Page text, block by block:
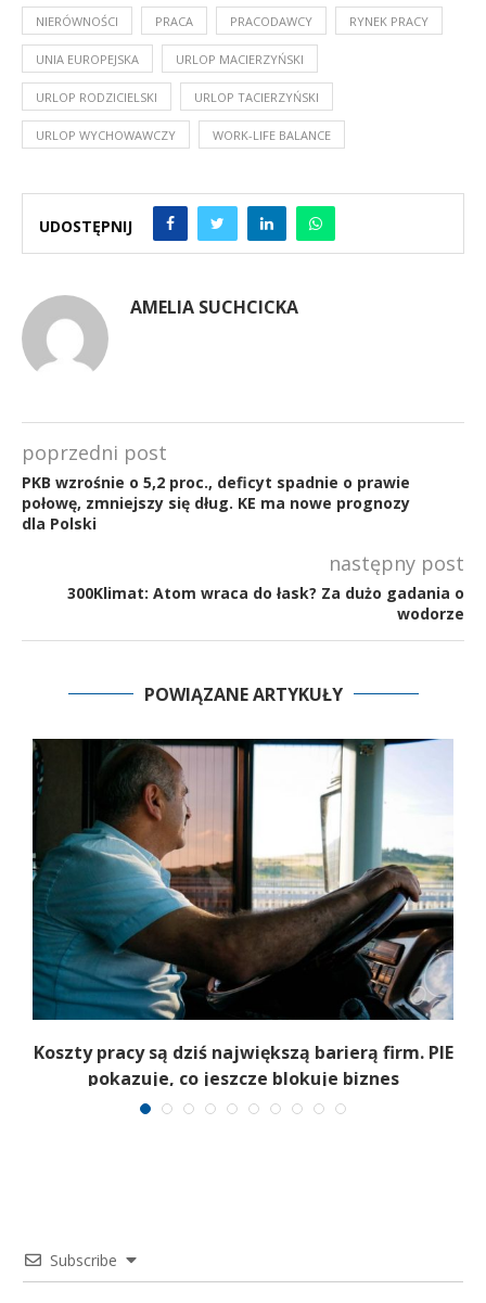
NIERÓWNOŚCI PRACA PRACODAWCY RYNEK PRACY
UNIA EUROPEJSKA URLOP MACIERZYŃSKI
URLOP RODZICIELSKI URLOP TACIERZYŃSKI
URLOP WYCHOWAWCZY WORK-LIFE BALANCE
UDOSTĘPNIJ
AMELIA SUCHCICKA
poprzedni post
PKB wzrośnie o 5,2 proc., deficyt spadnie o prawie
połowę, zmniejszy się dług. KE ma nowe prognozy
dla Polski
następny post
300Klimat: Atom wraca do łask? Za dużo gadania o
wodorze
POWIĄZANE ARTYKUŁY
Koszty pracy są dziś największą barierą firm. PIE
pokazuje, co jeszcze blokuje biznes
Subscribe